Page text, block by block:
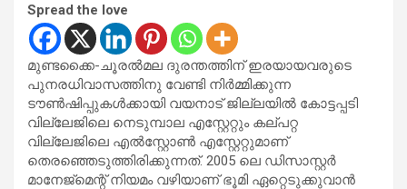
Spread the love
മുണ്ടക്കൈ-ചൂരൽമല ദുരന്തത്തിന് ഇരയായവരുടെ
പുനരധിവാസത്തിനു വേണ്ടി നിർമ്മിക്കുന്ന
ടൗൺഷിപ്പുകൾക്കായി വയനാട് ജില്ലയിൽ കോട്ടപ്പടി
വില്ലേജിലെ നെടുമ്പാല എസ്റ്റേറ്റും കല്പറ്റ
വില്ലേജിലെ എല്‍സ്റ്റോണ്‍ എസ്റ്റേറ്റുമാണ്
തെരഞ്ഞെടുത്തിരിക്കുന്നത്. 2005 ലെ ഡിസാസ്റ്റര്‍
മാനേജ്മെന്റ് നിയമം വഴിയാണ് ഭൂമി ഏറ്റെടുക്കുവാന്‍